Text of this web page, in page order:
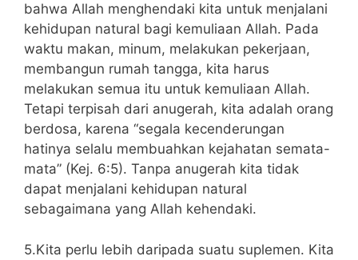
bahwa Allah menghendaki kita untuk menjalani
kehidupan natural bagi kemuliaan Allah. Pada
waktu makan, minum, melakukan pekerjaan,
membangun rumah tangga, kita harus
melakukan semua itu untuk kemuliaan Allah.
Tetapi terpisah dari anugerah, kita adalah orang
berdosa, karena “segala kecenderungan
hatinya selalu membuahkan kejahatan semata-
mata” (Kej. 6:5). Tanpa anugerah kita tidak
dapat menjalani kehidupan natural
sebagaimana yang Allah kehendaki.
5.Kita perlu lebih daripada suatu suplemen. Kita